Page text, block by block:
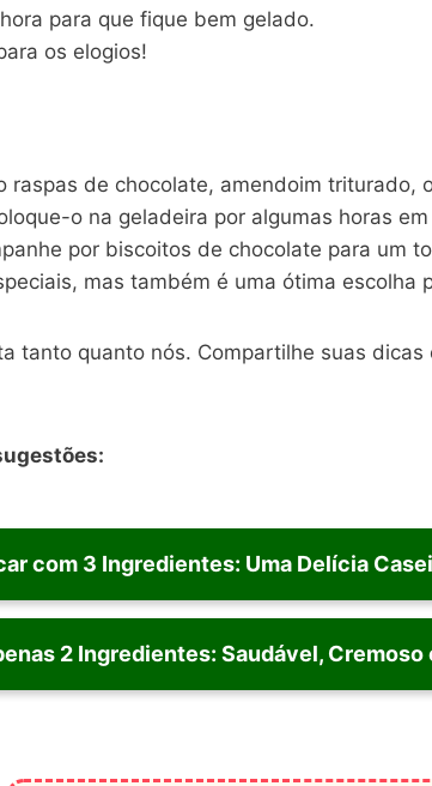
para que fique bem gelado.
os elogios!
raspas de chocolate, amendoim triturado,
o na geladeira por algumas horas
por biscoitos de chocolate para um
mas também é uma ótima escolha
tanto quanto nós. Compartilhe suas
com 3 Ingredientes: Uma Delícia
2 Ingredientes: Saudável, Cremoso